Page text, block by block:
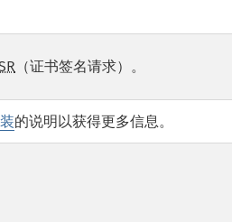
（证书签名请求）。
的说明以获得更多信息。